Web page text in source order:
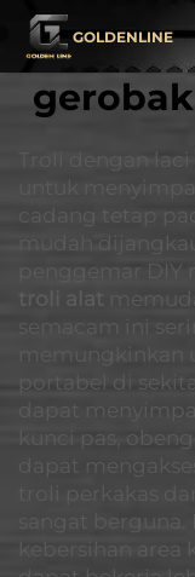
GOLDENLINE
Troli dengan
untuk
cadang tetap
mudah
penggemar
semacam ini
memungkinkan
portabel di
dapat
kunci pas,
dapat
troli perkakas
sangat
kebersihan area